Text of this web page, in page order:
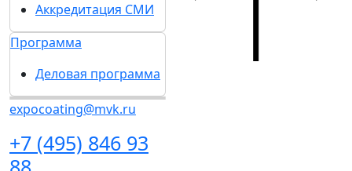
Аккредитация СМИ
Программа
Деловая программа
expocoating@mvk.ru
+7 (495) 846 93